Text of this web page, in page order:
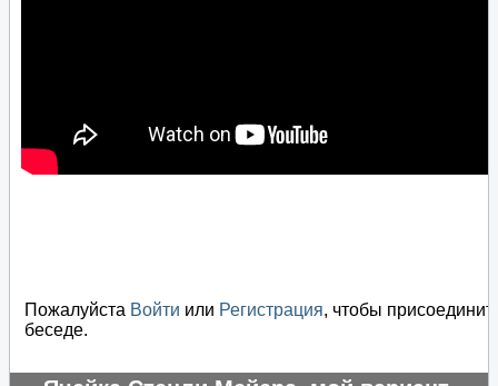
Пожалуйста Войти или Регистрация, чтобы
беседе.